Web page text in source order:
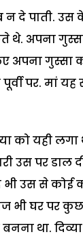
न दे पाती.
अपना
अपना गुस्सा
पूर्वी पर. मां
को यही लगा
उस पर डाल
भी उस से कोई
भी घर पर
था.